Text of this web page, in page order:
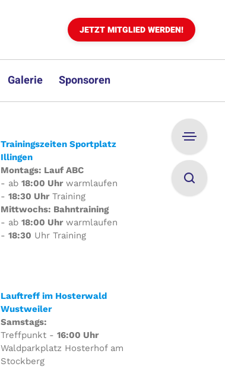
JETZT MITGLIED WERDEN!
Galerie Sponsoren
Trainingszeiten Sportplatz
Illingen
Montags: Lauf ABC
- ab 18:00 Uhrwarmlaufen
- 18:30 UhrTraining
Mittwochs: Bahntraining
- ab 18:00 Uhrwarmlaufen
- 18:30 Uhr Training
Lauftreff im Hosterwald
Wustweiler
Samstags:
Treffpunkt - 16:00 Uhr
Waldparkplatz Hosterhof am
Stockberg